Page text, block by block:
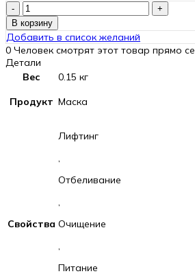
Количество
товара
Двухфазная
омолаживающая
маска,
фазы
1
2
В корзину
Добавить в список желаний
0 Человек смотрят этот товар прямо
Детали
Вес
0.15 кг
Продукт Маска
Свойства
Лифтинг
,
Отбеливание
,
Очищение
,
Питание